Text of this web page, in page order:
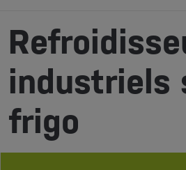
industriels
frigo